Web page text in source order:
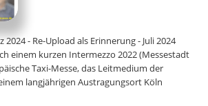
2024 - Re-Upload als Erinnerung - Juli 2024
einem kurzen Intermezzo 2022 (Messestadt
Taxi-Messe, das Leitmedium der
langjährigen Austragungsort Köln